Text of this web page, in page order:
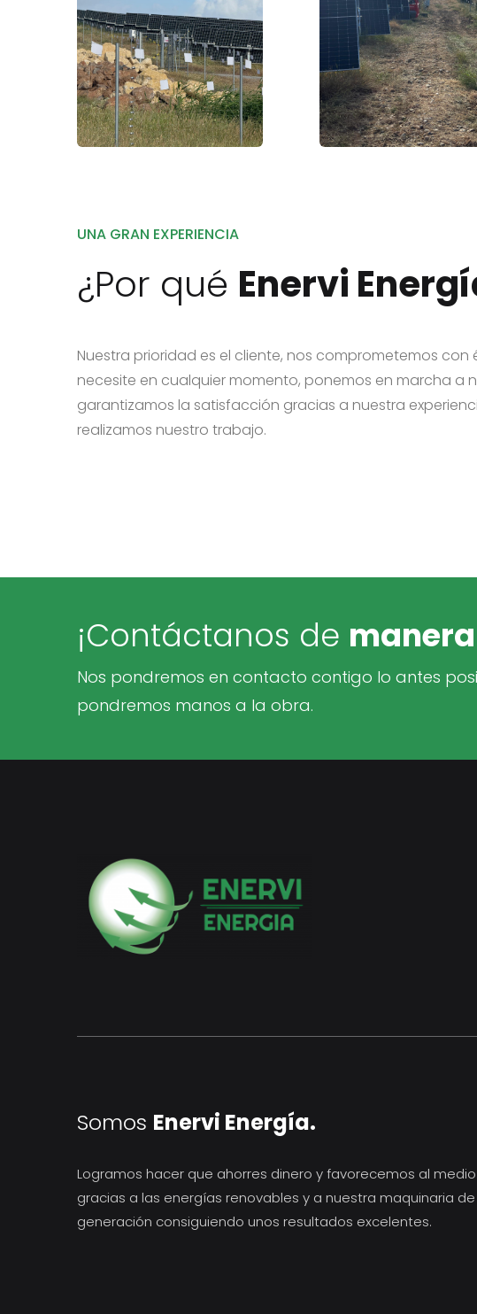
UNA GRAN EXPERIENCIA
¿Por qué Enervi
Nuestra prioridad es el cliente, nos comprometemos
necesite en cualquier momento, ponemos en marcha a
garantizamos la satisfacción gracias a nuestra
realizamos nuestro trabajo.
¡Contáctanos de
Nos pondremos en contacto contigo lo antes
pondremos manos a la obra.
Somos Enervi Energía.
Logramos hacer que ahorres dinero y favorecemos al
gracias a las energías renovables y a nuestra maquinaria
generación consiguiendo unos resultados excelentes.